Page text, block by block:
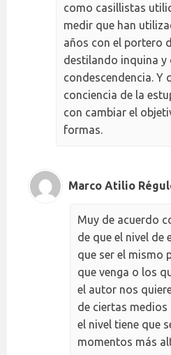
como casillistas
medir que han
años con el portero
destilando inquina y
condescendencia. Y
conciencia de la
con cambiar el
formas.
Marco Atilio
Muy de acuerdo
de que el nivel de
que ser el mismo
que venga o los
el autor nos
de ciertas medios
el nivel tiene que
momentos más